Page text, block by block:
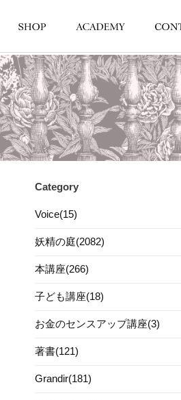
Category
Voice(15)
妖精の庭(2082)
本講座(266)
子ども講座(18)
お金のセンスアップ講座(3)
著書(121)
Grandir(181)